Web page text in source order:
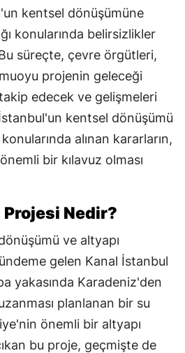
kentsel dönüşümüne
konularında belirsizlikler
süreçte, çevre örgütleri,
projenin geleceği
edecek ve gelişmeleri
kentsel dönüşümü
alınan kararların,
bir kılavuz olması
Nedir?
ve altyapı
gelen Kanal İstanbul
yakasında Karadeniz'den
planlanan bir su
önemli bir altyapı
bu proje, geçmişte de